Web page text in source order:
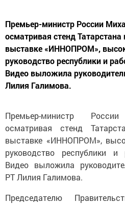
Премьер-министр России
осматривая стенд
выставке «ИННОПРОМ»,
руководство республики и
Видео выложила
Лилия Галимова.
Премьер-министр
осматривая стенд
выставке «ИННОПРОМ»,
руководство республики
Видео выложила
РТ Лилия Галимова.
Председателю